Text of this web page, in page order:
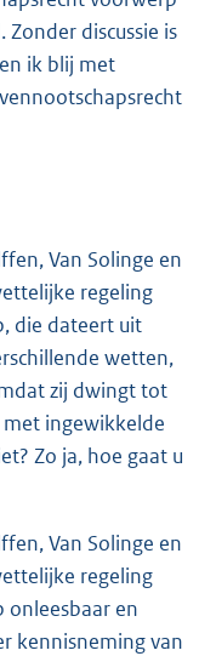
Zonder discussie is
ik blij met
Van Solinge en
regeling
die dateert uit
wetten,
zij dwingt tot
ingewikkelde
Zo ja, hoe gaat u
Van Solinge en
regeling
onleesbaar en
kennisneming van